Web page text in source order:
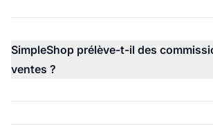
SimpleShop prélève-t-il des
ventes ?